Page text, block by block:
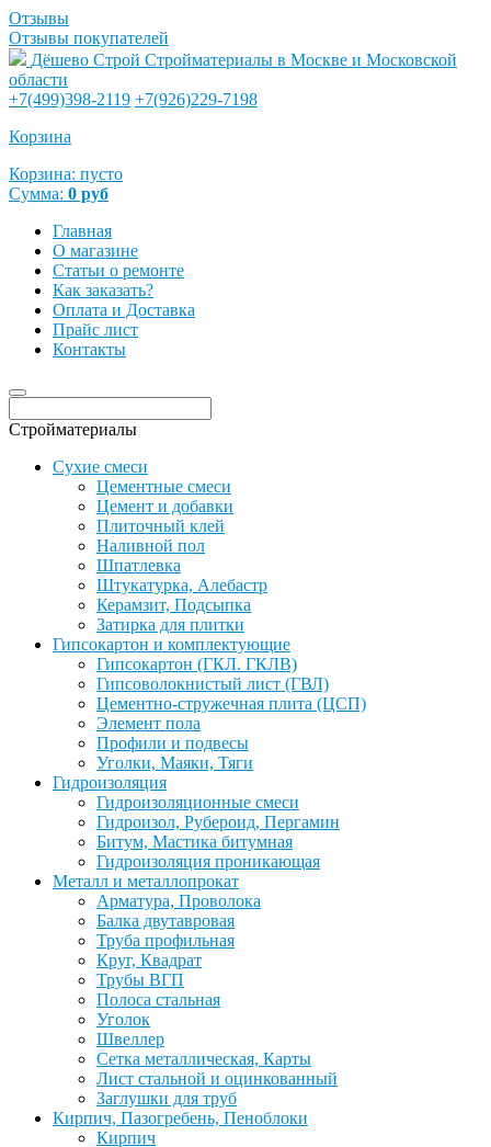
Отзывы
Отзывы покупателей
Дёшево Строй Стройматериалы в Москве и Московской
области
+7(499)398-2119 +7(926)229-7198
Корзина
Корзина: пусто
Сумма: 0 руб
Главная
О магазине
Статьи о ремонте
Как заказать?
Оплата и Доставка
Прайс лист
Контакты
Стройматериалы
Сухие смеси
Цементные смеси
Цемент и добавки
Плиточный клей
Наливной пол
Шпатлевка
Штукатурка, Алебастр
Керамзит, Подсыпка
Затирка для плитки
Гипсокартон и комплектующие
Гипсокартон (ГКЛ. ГКЛВ)
Гипсоволокнистый лист (ГВЛ)
Цементно-стружечная плита (ЦСП)
Элемент пола
Профили и подвесы
Уголки, Маяки, Тяги
Гидроизоляция
Гидроизоляционные смеси
Гидроизол, Рубероид, Пергамин
Битум, Мастика битумная
Гидроизоляция проникающая
Металл и металлопрокат
Арматура, Проволока
Балка двутавровая
Труба профильная
Круг, Квадрат
Трубы ВГП
Полоса стальная
Уголок
Швеллер
Сетка металлическая, Карты
Лист стальной и оцинкованный
Заглушки для труб
Кирпич, Пазогребень, Пеноблоки
Кирпич